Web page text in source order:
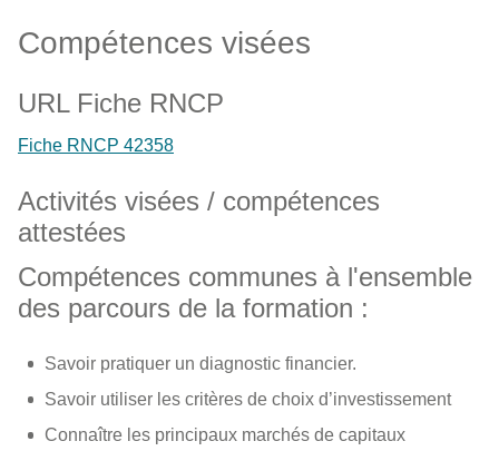
Compétences visées
URL Fiche RNCP
Fiche RNCP 42358
Activités visées / compétences
attestées
Compétences communes à l'ensemble
des parcours de la formation :
Savoir pratiquer un diagnostic financier.
Savoir utiliser les critères de choix d’investissement
Connaître les principaux marchés de capitaux